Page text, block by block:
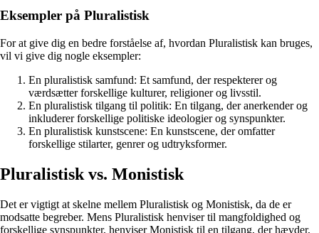
Eksempler på Pluralistisk
For at give dig en bedre forståelse af, hvordan Pluralistisk kan bruges,
vil vi give dig nogle eksempler:
En pluralistisk samfund: Et samfund, der respekterer og
værdsætter forskellige kulturer, religioner og livsstil.
En pluralistisk tilgang til politik: En tilgang, der anerkender og
inkluderer forskellige politiske ideologier og synspunkter.
En pluralistisk kunstscene: En kunstscene, der omfatter
forskellige stilarter, genrer og udtryksformer.
Pluralistisk vs. Monistisk
Det er vigtigt at skelne mellem Pluralistisk og Monistisk, da de er
modsatte begreber. Mens Pluralistisk henviser til mangfoldighed og
forskellige synspunkter, henviser Monistisk til en tilgang, der hævder,